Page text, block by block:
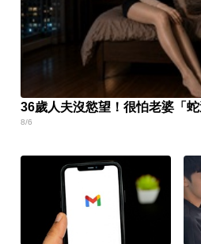
36歲人夫沒慾望！很怕老婆「
8/6